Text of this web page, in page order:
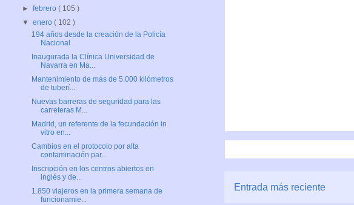
Entrada más reciente
►febrero( 105 )
▼enero( 102 )
194 años desde la creación de la Policía
Nacional
Inaugurada la Clínica Universidad de
Navarra en Ma...
Mantenimiento de más de 5.000 kilómetros
de tuberí...
Nuevas barreras de seguridad para las
carreteras M...
Madrid, un referente de la fecundación in
vitro en...
Cambios en el protocolo por alta
contaminación par...
Inscripción en los centros abiertos en
inglés y de...
1.850 viajeros en la primera semana de
funcionamie...